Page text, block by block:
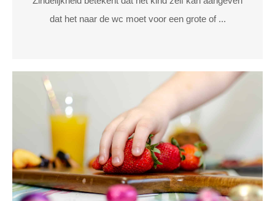
dat het naar de wc moet voor een grote of ...